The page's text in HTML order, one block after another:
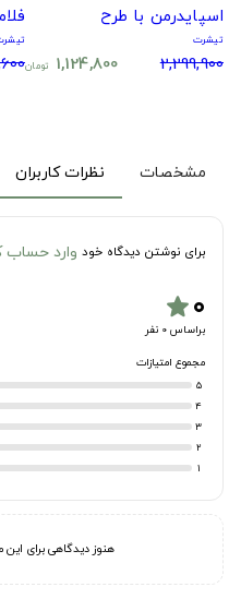
اسپایدرمن با طرح
تیشرت
2,299,900
1,124,800 تومان
مشخصات نظرات کاربران
برای نوشتن دیدگاه خود وارد حساب
۰star
براساس 0 نفر
مجموع امتیازات
5
4
3
2
1
هنوز دیدگاهی برای